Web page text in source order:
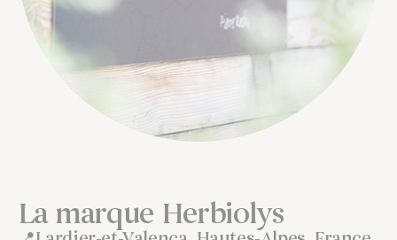
La marque Herbiolys